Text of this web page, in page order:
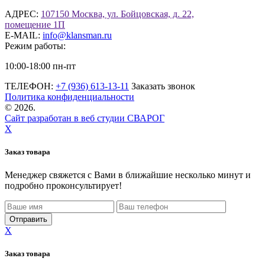
АДРЕС: 107150 Москва, ул. Бойцовская, д. 22,
помещение 1П
E-MAIL: info@klansman.ru
Режим работы:
10:00-18:00 пн-пт
ТЕЛЕФОН: +7 (936) 613-13-11 Заказать звонок
Политика конфиденциальности
© 2026.
Сайт разработан в веб студии СВАРОГ
X
Заказ товара
Менеджер свяжется с Вами в ближайшие несколько минут и
подробно проконсультирует!
X
Заказ товара